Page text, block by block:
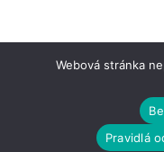
ABOUT THE
PERSONAL
Celý obsah webovej
Webová stránka
Pravidlá